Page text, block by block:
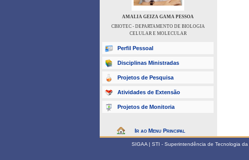
AMALIA GEIZA GAMA PESSOA
CBIOTEC - DEPARTAMENTO DE BIOLOGIA
CELULAR E MOLECULAR
Perfil Pessoal
Disciplinas Ministradas
Projetos de Pesquisa
Atividades de Extensão
Projetos de Monitoria
Ir ao Menu Principal
SIGAA | STI - Superintendência de Tecnologia